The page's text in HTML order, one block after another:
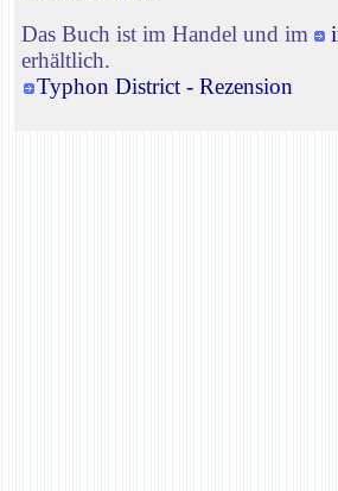
Das Buch ist im Handel und im
erhältlich.
Typhon District - Rezension